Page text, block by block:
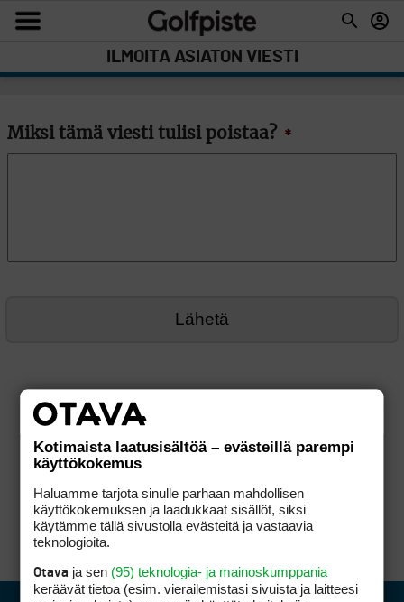
ILMOITA ASIATON VIESTI
Miksi tämä viesti tulisi poistaa? *
Kotimaista laatusisältöä – evästeillä parempi
käyttökokemus
Haluamme tarjota sinulle parhaan mahdollisen
käyttökokemuksen ja laadukkaat sisällöt, siksi
käytämme tällä sivustolla evästeitä ja vastaavia
teknologioita.
Otava ja sen (95) teknologia- ja mainoskumppania
keräävät tietoa (esim. vierailemis­tasi sivuista ja laitteesi